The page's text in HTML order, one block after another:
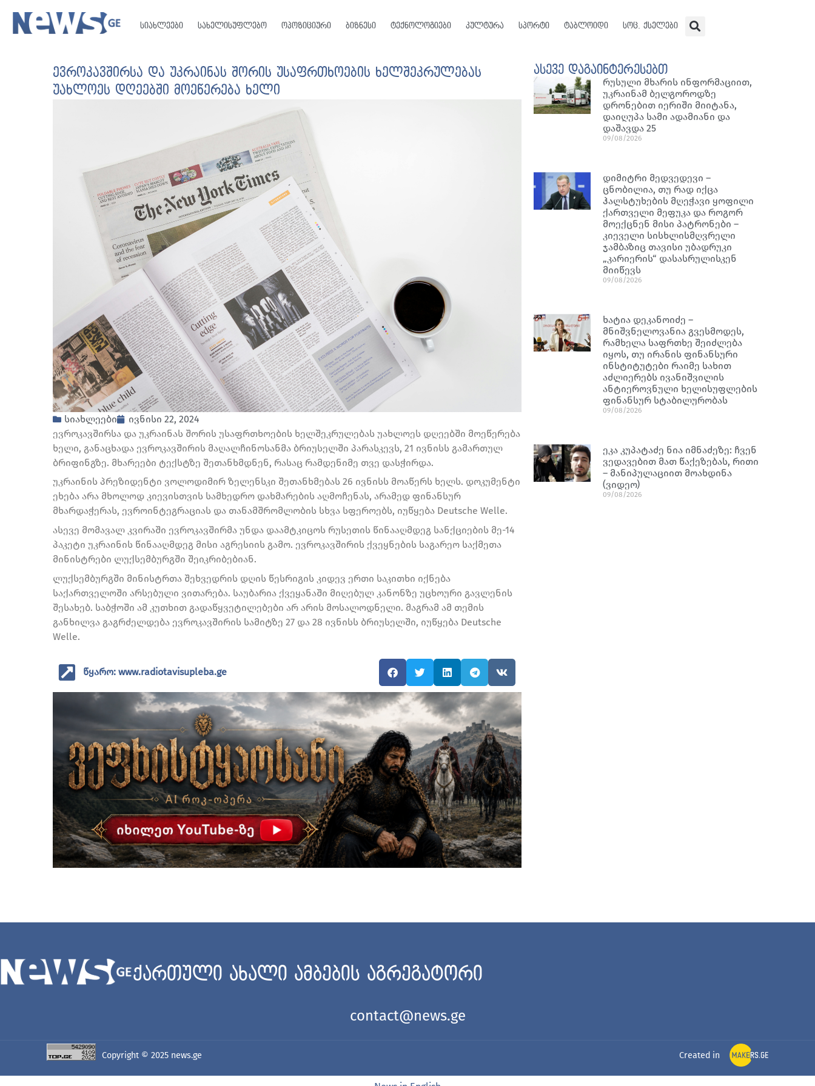
სიახლეები სახელისუფლებო ოპოზიციური ბიზნესი ტექნოლოგიები კულტურა სპორტი ტაბლოიდი სოც. ქსელები
ევროკავშირსა და უკრაინას შორის უსაფრთხოების ხელშეკრულებას
უახლოეს დღეებში მოეწერება ხელი
სიახლეები
ივნისი 22, 2024
ევროკავშირსა და უკრაინას შორის უსაფრთხოების ხელშეკრულებას უახლოეს დღეებში მოეწერება
ხელი, განაცხადა ევროკავშირის მაღალჩინოსანმა ბრიუსელში პარასკევს, 21 ივნისს გამართულ
ბრიფინგზე. მხარეები ტექსტზე შეთანხმდნენ, რასაც რამდენიმე თვე დასჭირდა.
უკრაინის პრეზიდენტი ვოლოდიმირ ზელენსკი შეთანხმებას 26 ივნისს მოაწერს ხელს. დოკუმენტი
ეხება არა მხოლოდ კიევისთვის სამხედრო დახმარების აღმოჩენას, არამედ ფინანსურ
მხარდაჭერას, ევროინტეგრაციას და თანამშრომლობის სხვა სფეროებს, იუწყება Deutsche Welle.
ასევე მომავალ კვირაში ევროკავშირმა უნდა დაამტკიცოს რუსეთის წინააღმდეგ სანქციების მე-14
პაკეტი უკრაინის წინააღმდეგ მისი აგრესიის გამო. ევროკავშირის ქვეყნების საგარეო საქმეთა
მინისტრები ლუქსემბურგში შეიკრიბებიან.
ლუქსემბურგში მინისტრთა შეხვედრის დღის წესრიგის კიდევ ერთი საკითხი იქნება
საქართველოში არსებული ვითარება. საუბარია ქვეყანაში მიღებულ კანონზე უცხოური გავლენის
შესახებ. საბჭოში ამ კუთხით გადაწყვეტილებები არ არის მოსალოდნელი. მაგრამ ამ თემის
განხილვა გაგრძელდება ევროკავშირის სამიტზე 27 და 28 ივნისს ბრიუსელში, იუწყება Deutsche
Welle.
წყარო: www.radiotavisupleba.ge
ასევე დაგაინტერესებთ
რუსული მხარის ინფორმაციით,
უკრაინამ ბელგოროდზე
დრონებით იერიში მიიტანა,
დაიღუპა სამი ადამიანი და
დაშავდა 25
09/08/2026
დიმიტრი მედვედევი –
ცნობილია, თუ რად იქცა
ჰალსტუხების მღეჭავი ყოფილი
ქართველი მეფუკა და როგორ
მოექცნენ მისი პატრონები –
კიეველი სისხლისმღვრელი
ჯამბაზიც თავისი უბადრუკი
„კარიერის“ დასასრულისკენ
მიიწევს
09/08/2026
ხატია დეკანოიძე –
მნიშვნელოვანია გვესმოდეს,
რამხელა საფრთხე შეიძლება
იყოს, თუ ირანის ფინანსური
ინსტიტუტები რაიმე სახით
აძლიერებს ივანიშვილის
ანტიეროვნული ხელისუფლების
ფინანსურ სტაბილურობას
09/08/2026
ეკა კუპატაძე ნია იმნაძეზე: ჩვენ
ვედავებით მათ წაქეზებას, რითი
– მანიპულაციით მოახდინა
(ვიდეო)
09/08/2026
ქართული ახალი ამბების აგრეგატორი
contact@news.ge
Copyright © 2025 news.ge Created in